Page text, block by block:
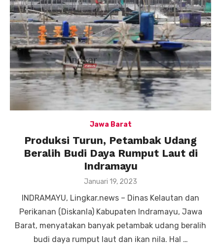
Jawa Barat
Produksi Turun, Petambak Udang
Beralih Budi Daya Rumput Laut di
Indramayu
Posted
Januari 19, 2023
INDRAMAYU, Lingkar.news – Dinas Kelautan dan
Perikanan (Diskanla) Kabupaten Indramayu, Jawa
Barat, menyatakan banyak petambak udang beralih
budi daya rumput laut dan ikan nila. Hal …